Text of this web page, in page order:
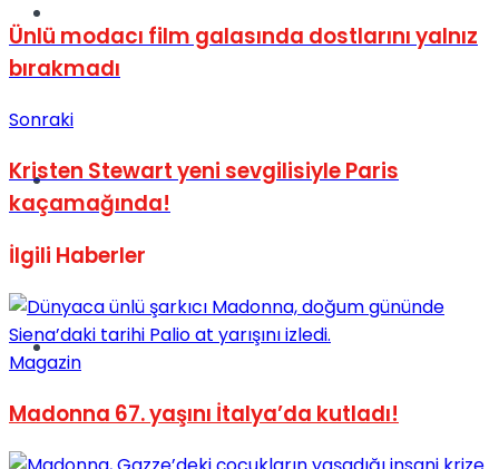
Müzik
Sinema
No Result
View All Result
Ünlü modacı film galasında dostlarını yalnız
bırakmadı
Sonraki
Kristen Stewart yeni sevgilisiyle Paris
kaçamağında!
İlgili Haberler
Magazin
Madonna 67. yaşını İtalya’da kutladı!